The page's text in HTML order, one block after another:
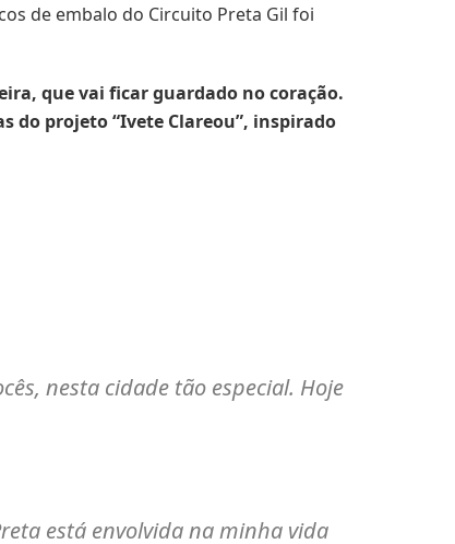
de embalo do Circuito Preta Gil foi
que vai ficar guardado no coração.
do projeto “Ivete Clareou”, inspirado
nesta cidade tão especial. Hoje
está envolvida na minha vida